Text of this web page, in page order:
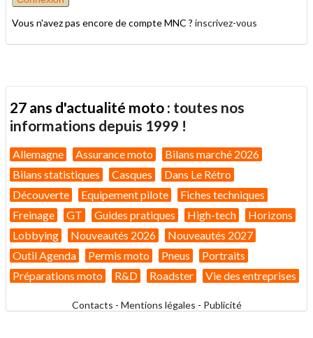
Vous n'avez pas encore de compte MNC ? inscrivez-vous
27 ans d'actualité moto : toutes nos
informations depuis 1999 !
Allemagne Assurance moto
Bilans marché 2026
Bilans statistiques
Casques
Dans Le Rétro
Découverte
Equipement pilote
Fiches techniques
Freinage
GT Guides pratiques High-tech
Horizons
Lobbying
Nouveautés 2026
Nouveautés 2027
Outil Agenda
Permis moto Pneus
Portraits
Préparations moto
R&D Roadster Vie des entreprises
Contacts - Mentions légales - Publicité